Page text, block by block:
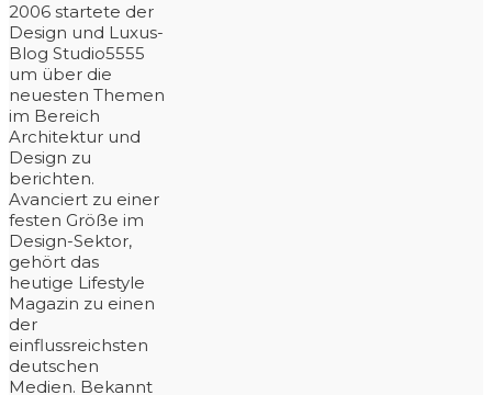
2006 startete der
Design und Luxus-
Blog Studio5555
um über die
neuesten Themen
im Bereich
Architektur und
Design zu
berichten.
Avanciert zu einer
festen Größe im
Design-Sektor,
gehört das
heutige Lifestyle
Magazin zu einen
der
einflussreichsten
deutschen
Medien. Bekannt